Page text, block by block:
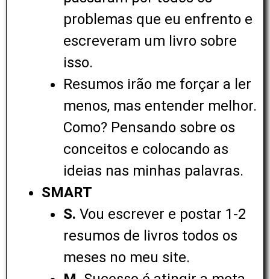
problemas que eu enfrento e
escreveram um livro sobre
isso.
Resumos irão me forçar a ler
menos, mas entender melhor.
Como? Pensando sobre os
conceitos e colocando as
ideias nas minhas palavras.
SMART
S. Vou escrever e postar 1-2
resumos de livros todos os
meses no meu site.